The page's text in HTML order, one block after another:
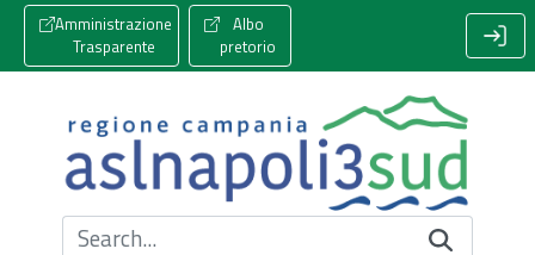
Amministrazione
Trasparente
Albo
pretorio
Cerca nel sito